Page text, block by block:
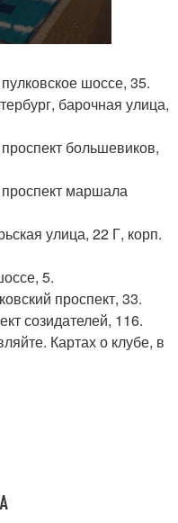
шоссе, 35.
барочная улица,
большевиков,
маршала
улица, 22 Г, корп.
5.
проспект, 33.
созидателей, 116.
Картах о клубе, в